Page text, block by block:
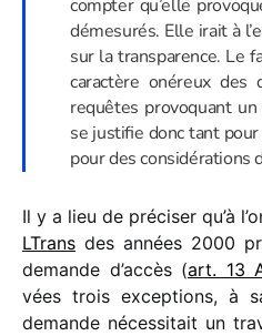
comp­ter qu’elle
déme­su­rés. Elle irait à
sur la trans­pa­rence. Le
carac­tère onéreux des
requêtes provo­quant
se justi­fie donc tant
pour des consi­dé­ra­tions
Il y a lieu de préci­ser qu’à
LTrans des années 2000
demande d’ac­cès (art. 13
vées trois excep­tions, à
demande néces­si­tait un